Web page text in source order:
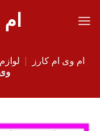
ام وی ام کارز
وی ام